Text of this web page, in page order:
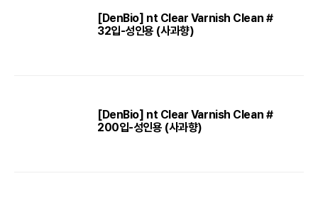
[DenBio] nt Clear Varnish Clean #
32입-성인용 (사과향)
[DenBio] nt Clear Varnish Clean #
200입-성인용 (사과향)